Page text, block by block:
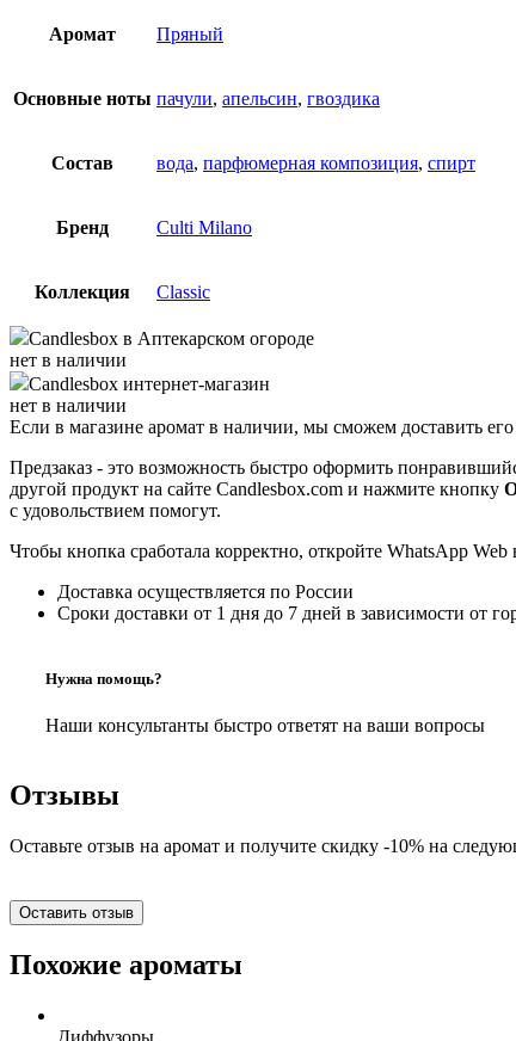
Аромат Пряный
Основные ноты пачули, апельсин, гвоздика
Состав вода, парфюмерная композиция, спирт
Бренд Culti Milano
Коллекция Classic
Candlesbox в Аптекарском огороде
нет в наличии
Candlesbox интернет-магазин
нет в наличии
Если в магазине аромат в наличии, мы сможем доставить
Предзаказ - это возможность быстро оформить
другой продукт на сайте Candlesbox.com и нажмите кнопку
с удовольствием помогут.
Чтобы кнопка сработала корректно, откройте WhatsApp
Доставка осуществляется по России
Сроки доставки от 1 дня до 7 дней в зависимости от
Нужна помощь?
Наши консультанты быстро ответят на ваши вопросы
Отзывы
Оставьте отзыв на аромат и получите скидку -10% на
Оставить отзыв
Похожие ароматы
Диффузоры